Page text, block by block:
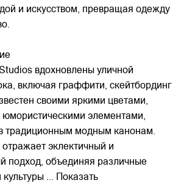
и искусством, превращая одежду
вдохновлены уличной
включая граффити, скейтбординг
своими яркими цветами,
юмористическими элементами,
традиционным модным канонам.
эклектичный и
подход, объединяя различные
... Показать